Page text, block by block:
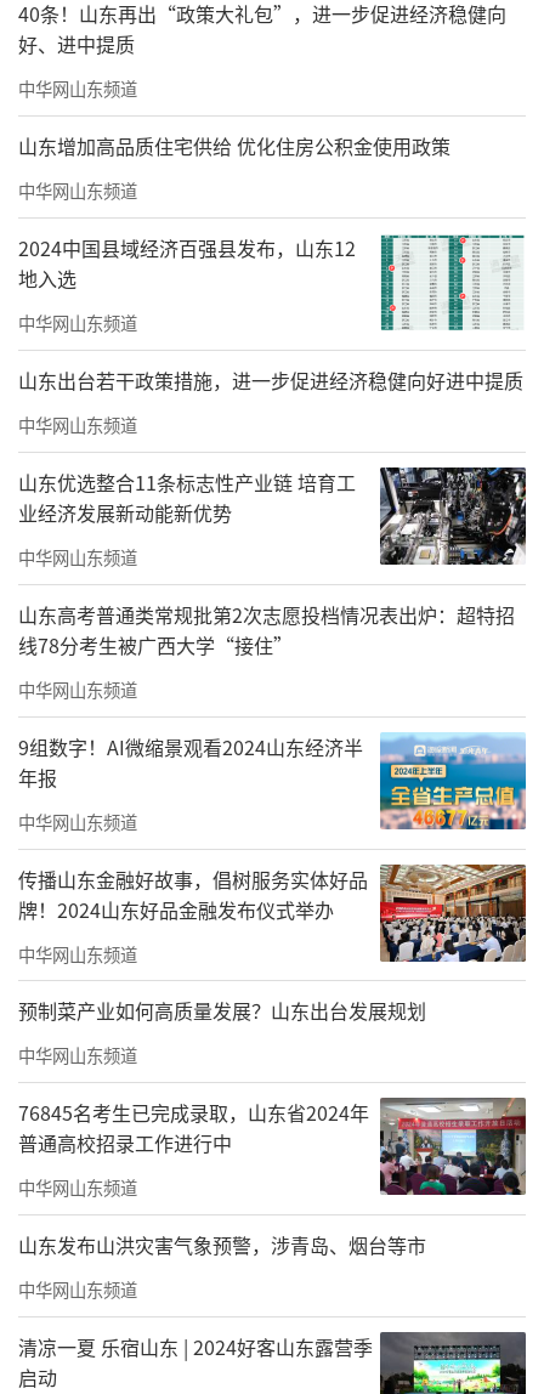
刘文伟
副主席
刘春潮、李冬梅、何显标、陈希略、林
洋、金凡、周晓楠、常晓冰、梁倩婷（澳
门）、张治华、薛建庆
主席团成员
叶又绿、华灵、刘建华、肖彭、张照云、
陆璐、陈永金、郑北森、黄永宏、靳雄步
周晓楠（兼）
理事
马楚炳、王春华、韦大奇、左景武、叶又
绿、刘文伟、刘建华、刘春潮、刘黎明、汤黎
宇、庄丽、朱建中、华灵、李进、李冬梅、吴
迪、吴彦文、何显标、陈永金、陈希略、陈迪
安、陈涛、陈友维、陆璐、张宇东、张治华、
张照云、肖彭、林凯、林洋、金凡、周晓楠、
罗青、尚燕、郑北森、郑志凯、赵汝庆、姚凯
耀、桂江、黄永宏、常晓冰、梁永发、梁倩婷
监事会
监事
蒋林飞、瞿福泰
（来源：珠海市美术家协会）
40条！山东再出“政策大礼包”，进一步促进经济稳健向
好、进中提质
中华网山东频道
山东增加高品质住宅供给 优化住房公积金使用政策
中华网山东频道
2024中国县域经济百强县发布，山东12
地入选
中华网山东频道
山东出台若干政策措施，进一步促进经济稳健向好进中提质
中华网山东频道
山东优选整合11条标志性产业链 培育工
业经济发展新动能新优势
中华网山东频道
山东高考普通类常规批第2次志愿投档情况表出炉：超特招
线78分考生被广西大学“接住”
中华网山东频道
9组数字！AI微缩景观看2024山东经济半
年报
中华网山东频道
传播山东金融好故事，倡树服务实体好品
牌！2024山东好品金融发布仪式举办
中华网山东频道
预制菜产业如何高质量发展？山东出台发展规划
中华网山东频道
76845名考生已完成录取，山东省2024年
普通高校招录工作进行中
中华网山东频道
山东发布山洪灾害气象预警，涉青岛、烟台等市
中华网山东频道
清凉一夏 乐宿山东 | 2024好客山东露营季
启动